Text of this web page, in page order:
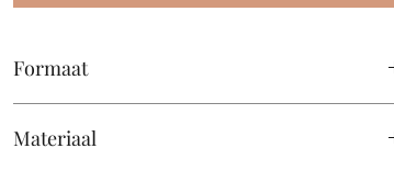
Formaat
Materiaal